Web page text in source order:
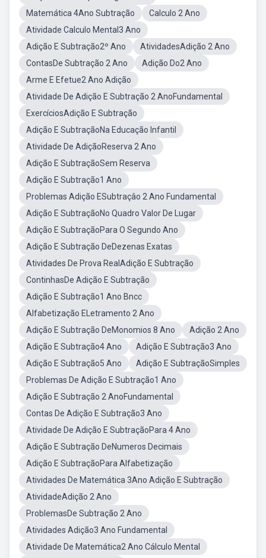
Matemática 4Ano Subtração
Calculo 2 Ano
Atividade Calculo Mental3 Ano
Adição E Subtração2º Ano
AtividadesAdição 2 Ano
ContasDe Subtração 2 Ano
Adição Do2 Ano
Arme E Efetue2 Ano Adição
Atividade De Adição E Subtração 2 AnoFundamental
ExercíciosAdição E Subtração
Adição E SubtraçãoNa Educação Infantil
Atividade De AdiçãoReserva 2 Ano
Adição E SubtraçãoSem Reserva
Adição E Subtração1 Ano
Problemas Adição ESubtraçâo 2 Ano Fundamental
Adição E SubtraçãoNo Quadro Valor De Lugar
Adição E SubtraçãoPara O Segundo Ano
Adição E Subtração DeDezenas Exatas
Atividades De Prova RealAdição E Subtração
ContinhasDe Adição E Subtração
Adição E Subtração1 Ano Bncc
Alfabetização ELetramento 2 Ano
Adição E Subtração DeMonomios 8 Ano
Adição 2 Ano
Adição E Subtração4 Ano
Adição E Subtração3 Ano
Adição E Subtração5 Ano
Adição E SubtraçãoSimples
Problemas De Adição E Subtração1 Ano
Adição E Subtração 2 AnoFundamental
Contas De Adição E Subtração3 Ano
Atividade De Adição E SubtraçãoPara 4 Ano
Adição E Subtração DeNumeros Decimais
Adição E SubtraçãoPara Alfabetização
Atividades De Matemática 3Ano Adição E Subtração
AtividadeAdição 2 Ano
ProblemasDe Subtração 2 Ano
Atividades Adição3 Ano Fundamental
Atividade De Matemática2 Ano Cálculo Mental